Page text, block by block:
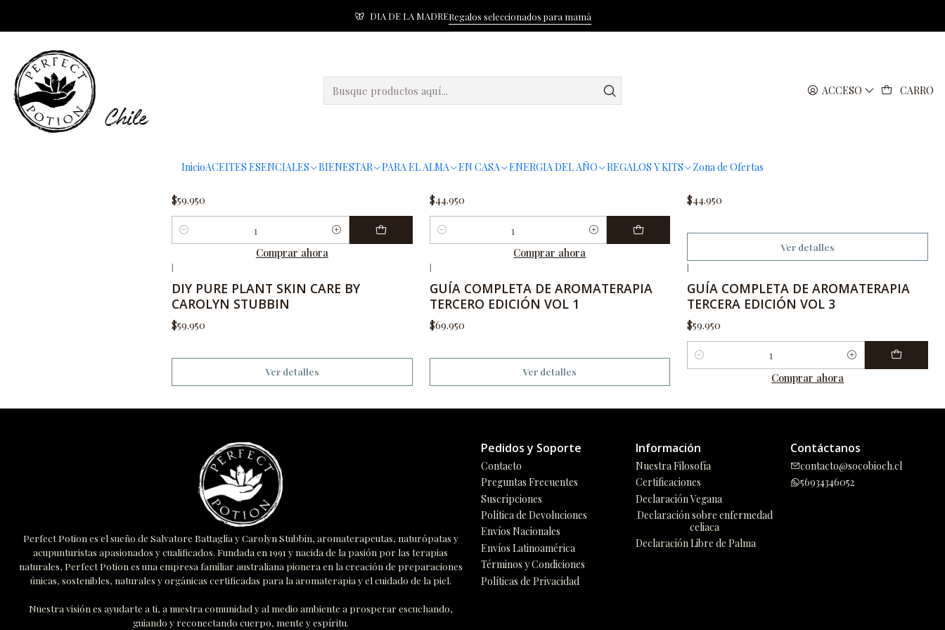
ACCESO CARRO
InicioACEITES ESENCIALES BIENESTAR PARA EL ALMA EN CASA ENERGIA DEL AÑO REGALOS Y KITS Zona de Ofertas
DIA DE LA MADRERegalos seleccionados para mamá
Inicio Libros
Libros
KOTODAMA OF SCENT BY SALVATORE
$59.950
Cantidad
Comprar ahora
AROMATHERAPY AND CHAKRAS BY
$44.950
Cantidad
Comprar ahora
AROMATREE BY SALVATORE
$44.950
Ver detalles
|
DIY PURE PLANT SKIN CARE BY
CAROLYN STUBBIN
$59.950
Ver detalles
|
GUÍA COMPLETA DE AROMATERAPIA
TERCERO EDICIÓN VOL 1
$69.950
Ver detalles
|
GUÍA COMPLETA DE AROMATERAPIA
TERCERA EDICIÓN VOL 3
$59.950
Cantidad
Comprar ahora
Perfect Potion es el sueño de Salvatore Battaglia y Carolyn Stubbin, aromaterapeutas, naturópatas y
acupunturistas apasionados y cualificados. Fundada en 1991 y nacida de la pasión por las terapias
naturales, Perfect Potion es una empresa familiar australiana pionera en la creación de preparaciones
únicas, sostenibles, naturales y orgánicas certificadas para la aromaterapia y el cuidado de la piel.
Nuestra visión es ayudarte a ti, a nuestra comunidad y al medio ambiente a prosperar escuchando,
guiando y reconectando cuerpo, mente y espíritu.
Pedidos y Soporte
Contacto
Preguntas Frecuentes
Suscripciones
Política de Devoluciones
Envíos Nacionales
Envíos Latinoamérica
Términos y Condiciones
Políticas de Privacidad
Información
Nuestra Filosofía
Certificaciones
Declaración Vegana
Declaración sobre enfermedad
celiaca
Declaración Libre de Palma
Contáctanos
contacto@socobioch.cl
56934346052